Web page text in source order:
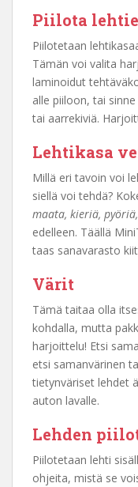
Piilota
Piilotetaan
Tämän voi valita
laminoidut
alle piiloon, tai
tai aarrekiviä.
Lehtikasa
Millä eri tavoin voi
siellä voi tehdä?
maata, kieriä,
edelleen. Täällä
taas sanavarasto
Värit
Tämä taitaa olla
kohdalla, mutta
harjoittelu! Etsi
etsi samanvärinen
tietynväriset lehdet
auton lavalle.
Lehden
Piilotetaan lehti
ohjeita, mistä se